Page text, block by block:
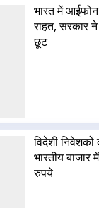
भारत में
राहत, सरकार
छूट
विदेशी निवेशकों
भारतीय
रुपये